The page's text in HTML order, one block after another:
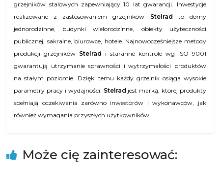
grzejników stalowych zapewniający 10 lat gwarancji. Inwestycje
realizowane z zastosowaniem grzejników Stelrad
to domy
jednorodzinne, budynki wielorodzinne, obiekty użyteczności
publicznej, sakralne, biurowce, hotele. Najnowocześniejsze metody
produkcji grzejników Stelrad
i staranne kontrole wg ISO 9001
gwarantują utrzymanie sprawności i wytrzymałości produktów
na stałym poziomie. Dzięki temu każdy grzejnik osiąga wysokie
parametry pracy i wydajności. Stelrad jest marką, której produkty
spełniają oczekiwania zarówno inwestorów i wykonawców, jak
również wymagania przyszłych użytkowników.
Może cię zainteresować: